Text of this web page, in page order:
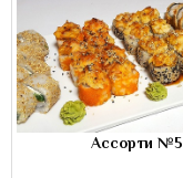
Ассорти №5